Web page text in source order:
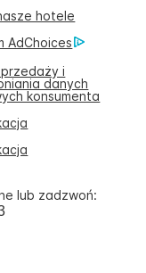
hotele
AdChoices
i
danych
konsumenta
lub zadzwoń: